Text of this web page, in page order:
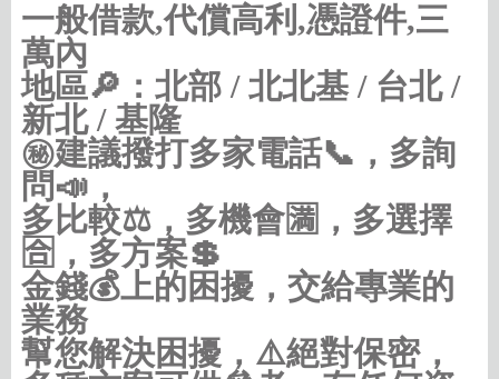
一般借款,代償高利,憑證件,三
萬內
地區🔎：北部 / 北北基 / 台北 /
新北 / 基隆
㊙建議撥打多家電話📞，多詢
問📣，
多比較⚖，多機會🈵，多選擇
🈴，多方案💲
金錢💰上的困擾，交給專業的
業務
幫您解決困擾，⚠️絕對保密，